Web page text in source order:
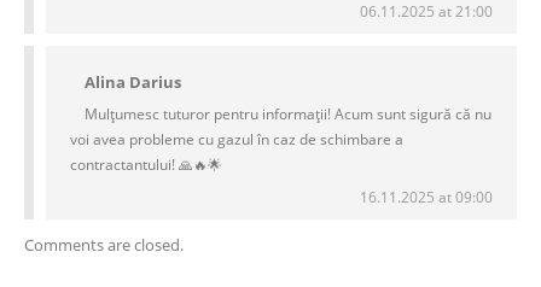
06.11.2025 at 21:00
Alina Darius
Mulțumesc tuturor pentru informații! Acum sunt sigură că nu
voi avea probleme cu gazul în caz de schimbare a
contractantului! 🙏🔥🌟
16.11.2025 at 09:00
Comments are closed.